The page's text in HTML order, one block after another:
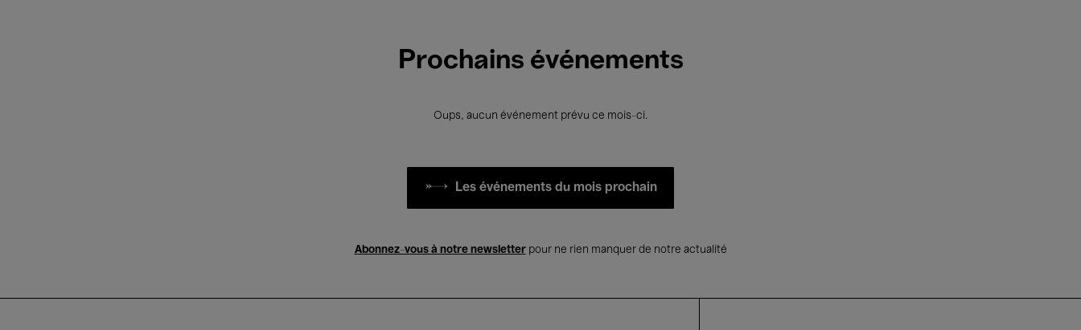
Prochains événements
Oups, aucun événement prévu ce mois-ci.
Les événements du mois prochain
Abonnez-vous à notre newsletterpour ne rien manquer de notre actualité